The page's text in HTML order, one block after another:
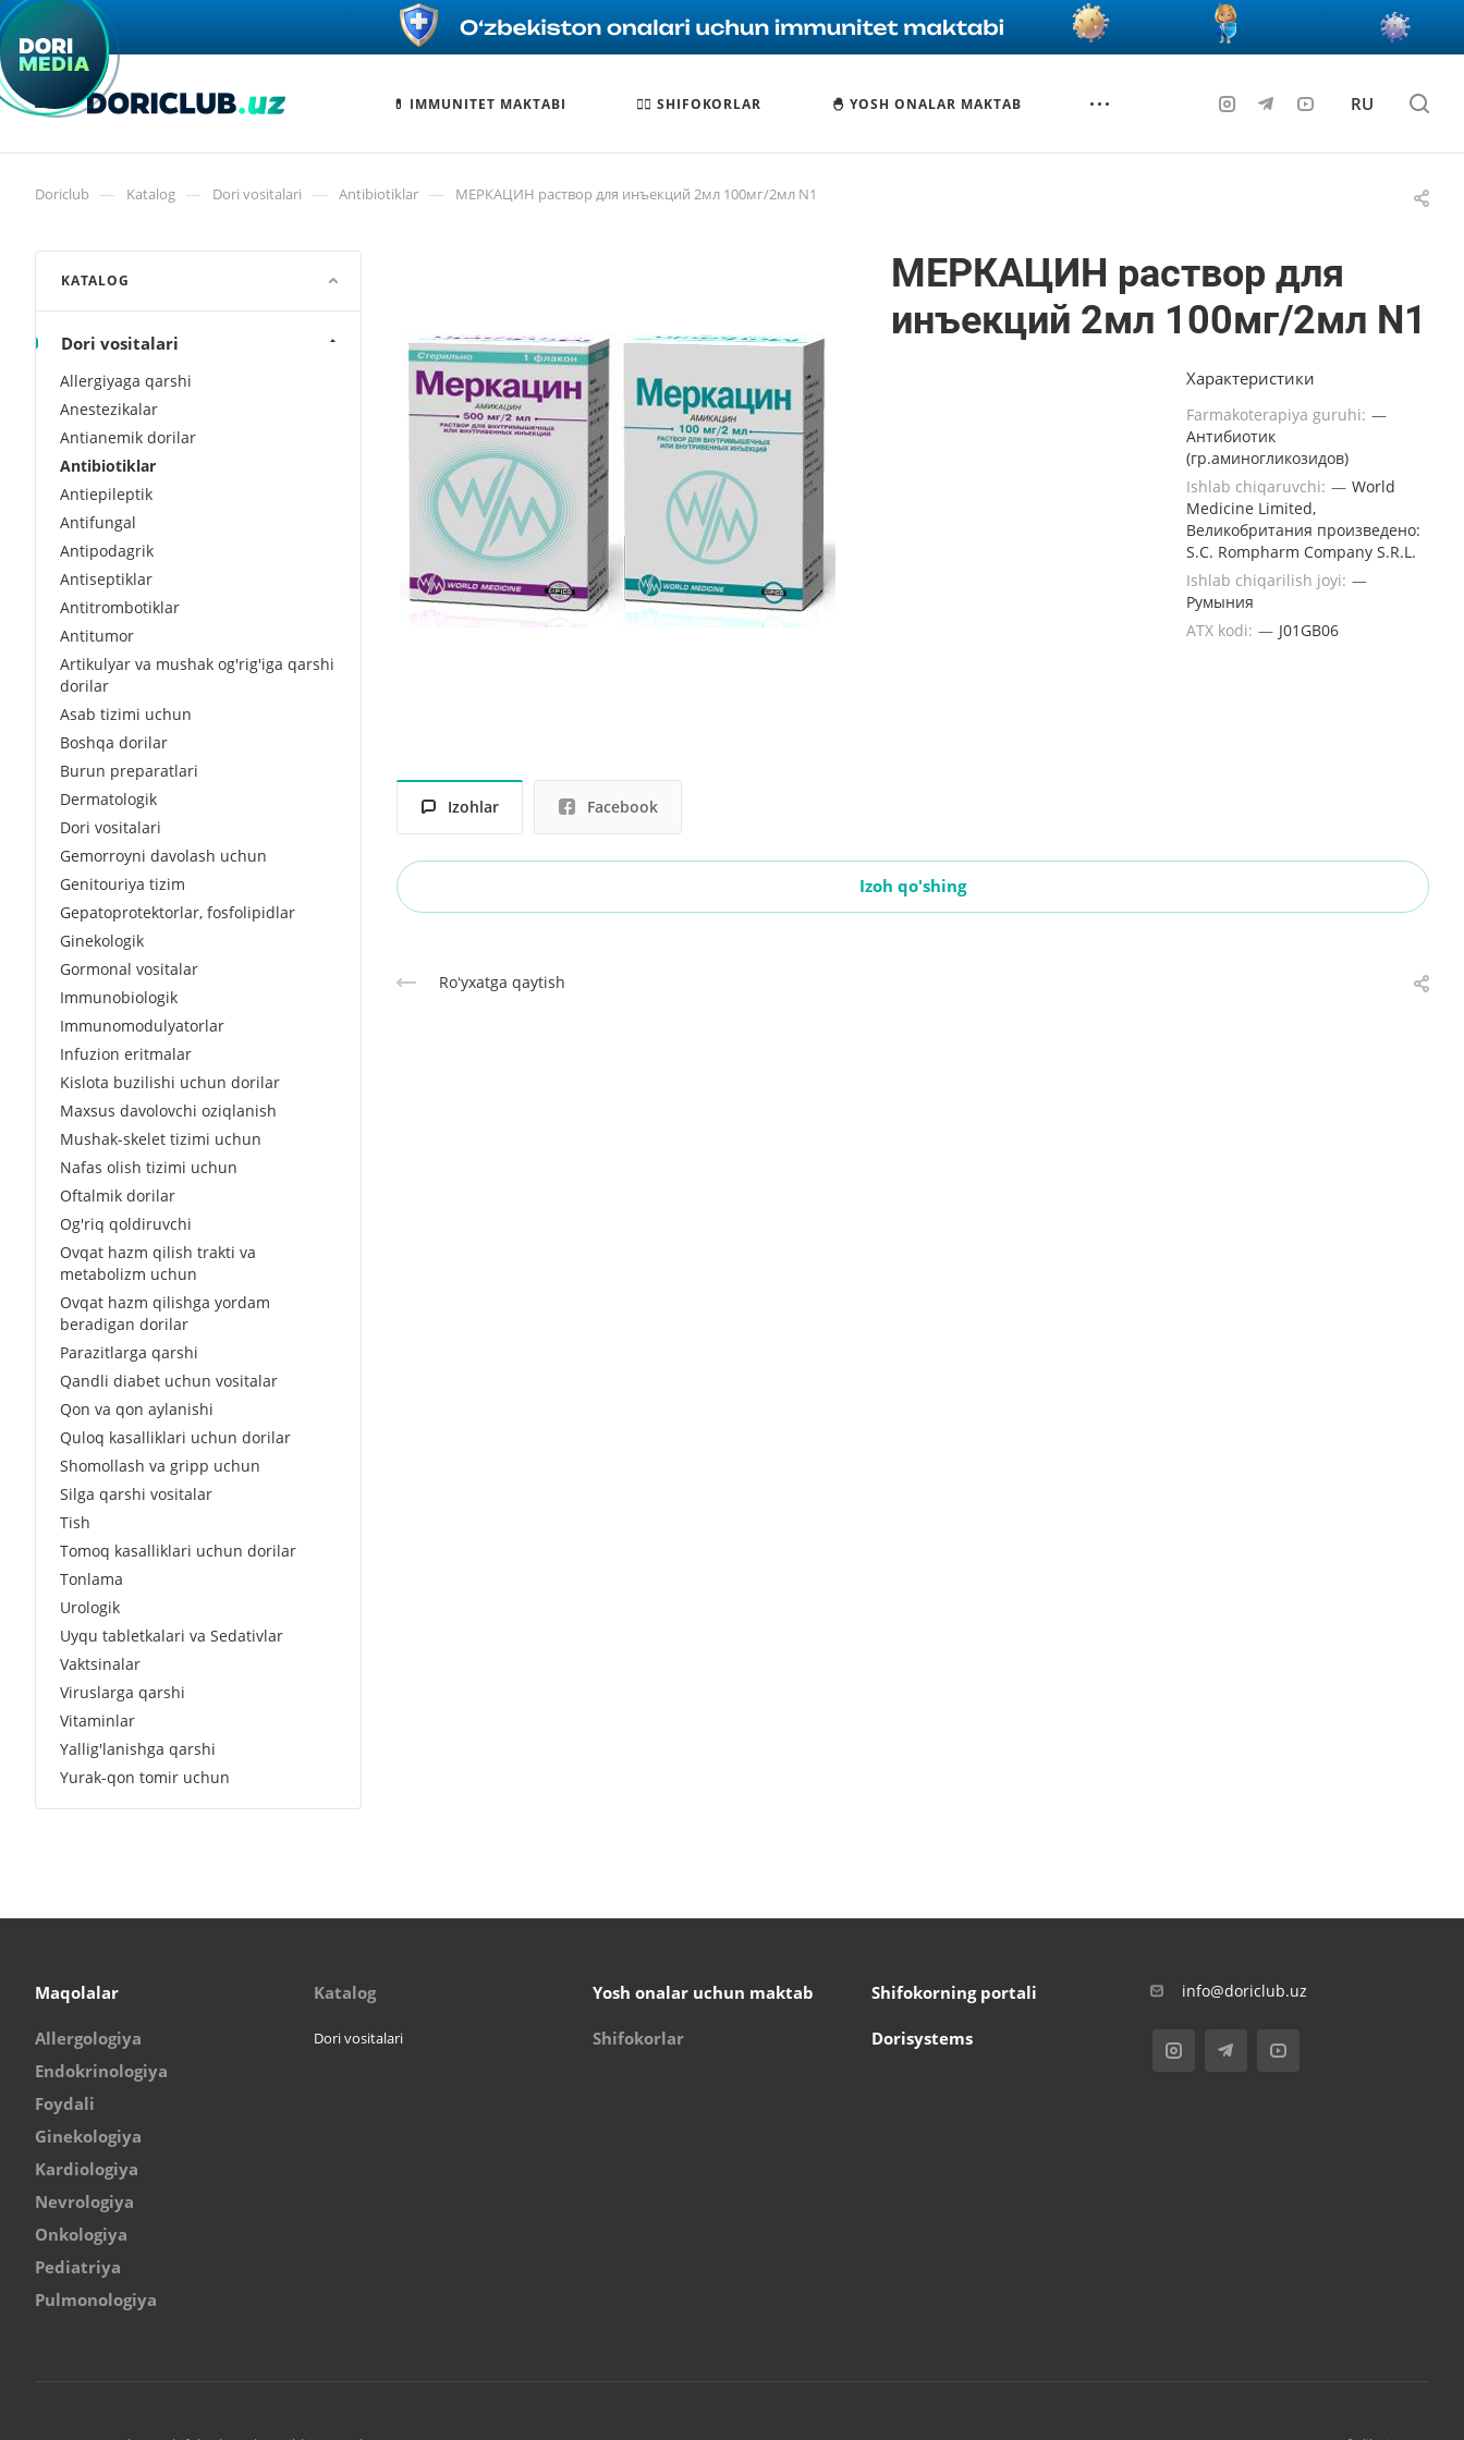
💊 IMMUNITET MAKTABI 🧑‍⚕️ SHIFOKORLAR 🐣 YOSH ONALAR MAKTAB RU
Doriclub — Katalog — Dori vositalari — Antibiotiklar — МЕРКАЦИН раствор для инъекций 2мл 100мг/2мл N1
МЕРКАЦИН раствор для
инъекций 2мл 100мг/2мл N1
Характеристики
Farmakoterapiya guruhi: —
Антибиотик
(гр.аминогликозидов)
Ishlab chiqaruvchi: — World
Medicine Limited,
Великобритания произведено:
S.C. Rompharm Company S.R.L.
Ishlab chiqarilish joyi: —
Румыния
ATX kodi: — J01GB06
Izohlar Facebook
Izoh qo'shing
Roʻyxatga qaytish
KATALOG
Dori vositalari
Allergiyaga qarshi
Anestezikalar
Antianemik dorilar
Antibiotiklar
Antiepileptik
Antifungal
Antipodagrik
Antiseptiklar
Antitrombotiklar
Antitumor
Artikulyar va mushak og'rig'iga qarshi
dorilar
Asab tizimi uchun
Boshqa dorilar
Burun preparatlari
Dermatologik
Dori vositalari
Gemorroyni davolash uchun
Genitouriya tizim
Gepatoprotektorlar, fosfolipidlar
Ginekologik
Gormonal vositalar
Immunobiologik
Immunomodulyatorlar
Infuzion eritmalar
Kislota buzilishi uchun dorilar
Maxsus davolovchi oziqlanish
Mushak-skelet tizimi uchun
Nafas olish tizimi uchun
Oftalmik dorilar
Og'riq qoldiruvchi
Ovqat hazm qilish trakti va
metabolizm uchun
Ovqat hazm qilishga yordam
beradigan dorilar
Parazitlarga qarshi
Qandli diabet uchun vositalar
Qon va qon aylanishi
Quloq kasalliklari uchun dorilar
Shomollash va gripp uchun
Silga qarshi vositalar
Tish
Tomoq kasalliklari uchun dorilar
Tonlama
Urologik
Uyqu tabletkalari va Sedativlar
Vaktsinalar
Viruslarga qarshi
Vitaminlar
Yallig'lanishga qarshi
Yurak-qon tomir uchun
Maqolalar
Allergologiya
Endokrinologiya
Foydali
Ginekologiya
Kardiologiya
Nevrologiya
Onkologiya
Pediatriya
Pulmonologiya
Katalog
Dori vositalari
Yosh onalar uchun maktab
Shifokorlar
Shifokorning portali
Dorisystems
info@doriclub.uz